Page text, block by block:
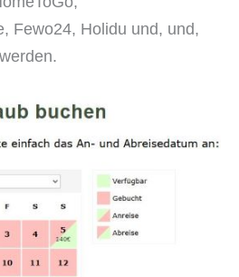
Fewo24, Holidu und, und,